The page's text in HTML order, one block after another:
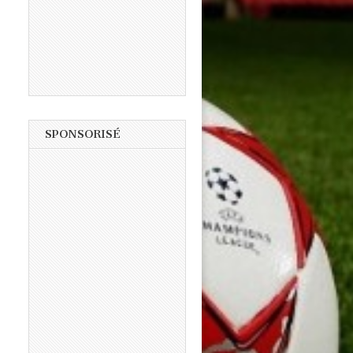
SPONSORISÉ